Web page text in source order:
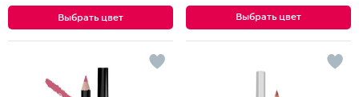
Выбрать цвет Выбрать цвет